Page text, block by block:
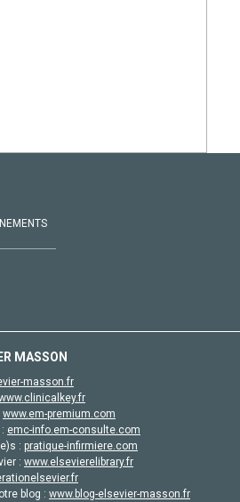
MASSON
masson.fr
www.em-premium.com
emc-info.em-consulte.com
: pratique-infirmiere.com
: www.elsevierelibrary.fr
blog : www.blog-elsevier-masson.fr